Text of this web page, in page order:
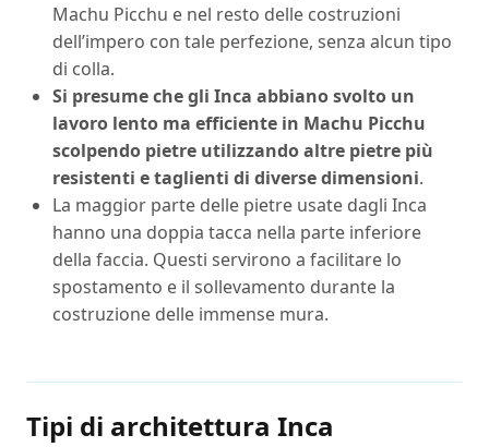
Machu Picchu e nel resto delle costruzioni
dell’impero con tale perfezione, senza alcun tipo
di colla.
Si presume che gli Inca abbiano svolto un
lavoro lento ma efficiente in Machu Picchu
scolpendo pietre utilizzando altre pietre più
resistenti e taglienti di diverse dimensioni.
La maggior parte delle pietre usate dagli Inca
hanno una doppia tacca nella parte inferiore
della faccia. Questi servirono a facilitare lo
spostamento e il sollevamento durante la
costruzione delle immense mura.
Tipi di architettura Inca